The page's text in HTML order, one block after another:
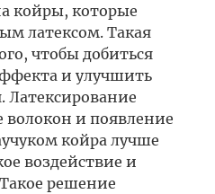
койры, которые
латексом. Такая
чтобы добиться
и улучшить
Латексирование
волокон и появление
койра лучше
воздействие и
решение